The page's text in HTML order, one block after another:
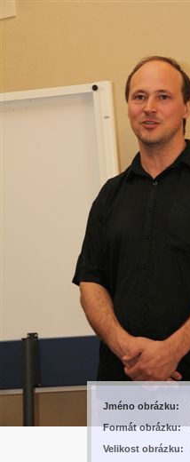
Jméno obrázku:
Formát obrázku:
Velikost obrázku: